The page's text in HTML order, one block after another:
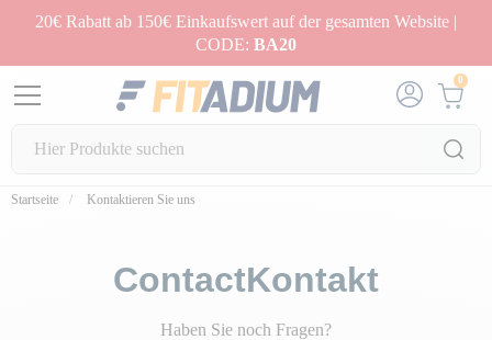
20€ Rabatt ab 150€ Einkaufswert auf der gesamten Website |
CODE: BA20
0
Startseite Kontaktieren Sie uns
ContactKontakt
Haben Sie noch Fragen?